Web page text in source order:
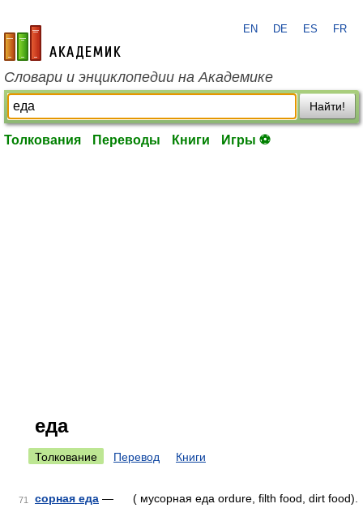
academic.ru
EN DE ES FR
Словари и энциклопедии на Академике
Найти!
Толкования Переводы Книги Игры ⚽
еда
Толкование Перевод Книги
71 сорная еда — ( мусорная еда ordure, filth food, dirt food).